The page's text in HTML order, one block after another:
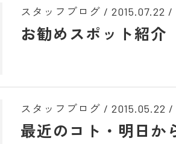
スタッフブログ / 2015.07.22 /
お勧めスポット紹介
スタッフブログ / 2015.05.22 /
最近のコト・明日か